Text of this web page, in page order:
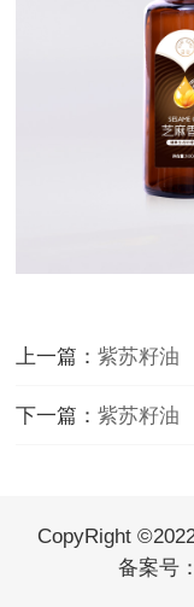
上一篇：紫苏籽油
下一篇：紫苏籽油
CopyRight
备案号：